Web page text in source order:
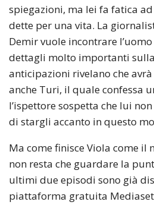
spiegazioni, ma lei fa fatica
dette per una vita. La
Demir vuole incontrare
dettagli molto importanti
anticipazioni rivelano che
anche Turi, il quale confessa
l’ispettore sospetta che lui
di stargli accanto in questo
Ma come finisce Viola come il
non resta che guardare la
ultimi due episodi sono già
piattaforma gratuita